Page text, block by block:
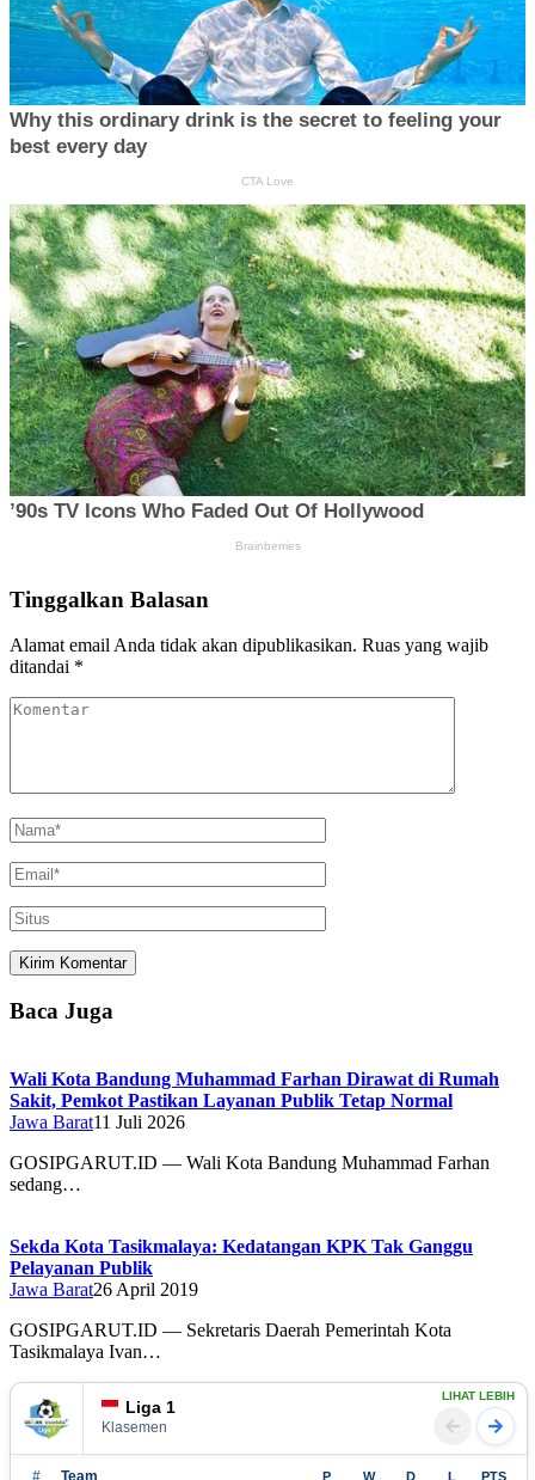
Tinggalkan Balasan
Alamat email Anda tidak akan dipublikasikan. Ruas yang wajib
ditandai *
Baca Juga
Wali Kota Bandung Muhammad Farhan Dirawat di Rumah
Sakit, Pemkot Pastikan Layanan Publik Tetap Normal
Jawa Barat11 Juli 2026
GOSIPGARUT.ID — Wali Kota Bandung Muhammad Farhan
sedang…
Sekda Kota Tasikmalaya: Kedatangan KPK Tak Ganggu
Pelayanan Publik
Jawa Barat26 April 2019
GOSIPGARUT.ID — Sekretaris Daerah Pemerintah Kota
Tasikmalaya Ivan…
Liga 1
Klasemen
LIHAT LEBIH
# Team P W D L PTS